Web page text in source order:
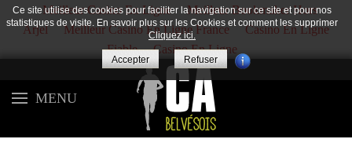
Meilleur Casino En Ligne
Meilleur Bookmaker Hors
Arjel
Meilleur Casino En Ligne France
Casino En Ligne
Fiable
Casino En Ligne
MENU
Ce site utilise des cookies pour faciliter la navigation sur ce site et pour nos
statistiques de visite. En savoir plus sur les Cookies et comment les supprimer
Cliquez ici.
Accepter Refuser